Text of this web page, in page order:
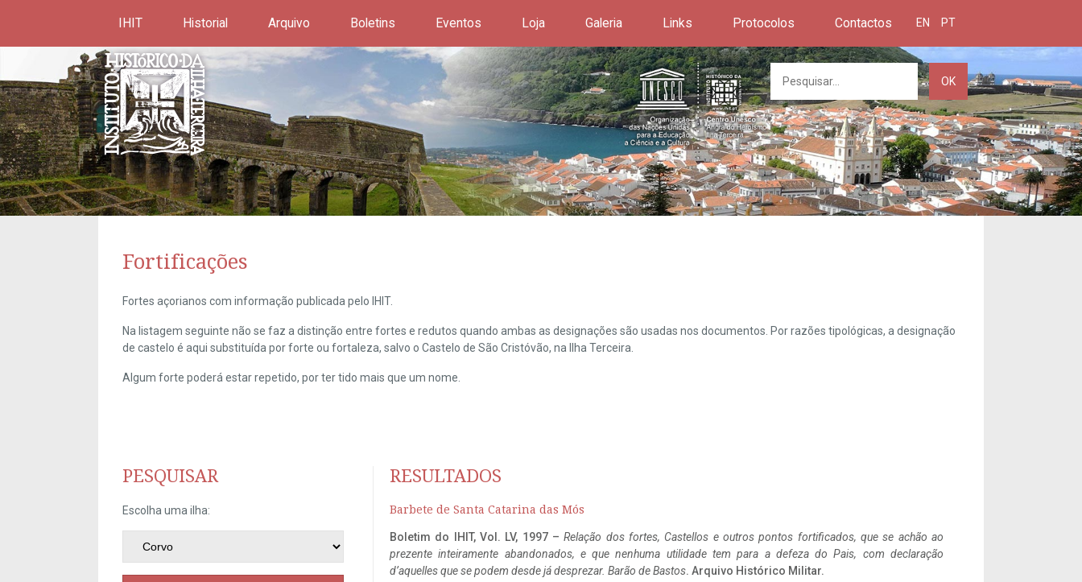
IHIT Historial Arquivo Boletins Eventos Loja Galeria Links Protocolos Contactos EN PT
OK
Fortificações
Fortes açorianos com informação publicada pelo IHIT.
Na listagem seguinte não se faz a distinção entre fortes e redutos quando ambas as designações são usadas nos documentos. Por razões tipológicas, a designação
de castelo é aqui substituída por forte ou fortaleza, salvo o Castelo de São Cristóvão, na Ilha Terceira.
Algum forte poderá estar repetido, por ter tido mais que um nome.
PESQUISAR
Escolha uma ilha:
RESULTADOS
Barbete de Santa Catarina das Mós
Boletim do IHIT, Vol. LV, 1997 –Relação dos fortes, Castellos e outros pontos fortificados, que se achão ao
prezente inteiramente abandonados, e que nenhuma utilidade tem para a defeza do Pais, com declaração
d’aquelles que se podem desde já desprezar. Barão de Bastos. Arquivo Histórico Militar.